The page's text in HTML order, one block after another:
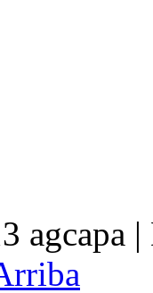
agcapa